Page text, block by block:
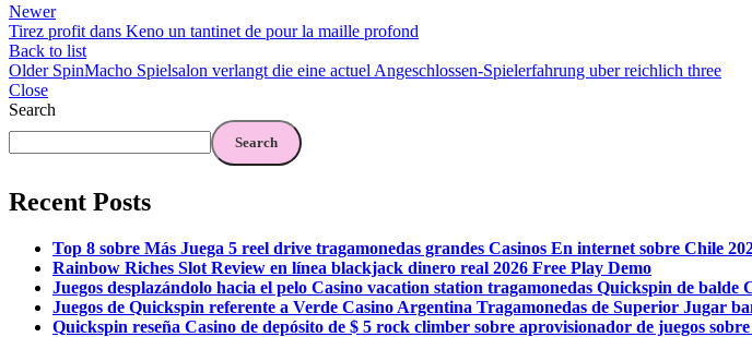
Newer
Tirez profit dans Keno un tantinet de pour la maille profond
Back to list
Older SpinMacho Spielsalon verlangt die eine actuel Angeschlossen-Spielerfahrung uber reichlich three
Close
Search
Search
Recent Posts
Top 8 sobre Más Juega 5 reel drive tragamonedas grandes Casinos En internet sobre Chile
Rainbow Riches Slot Review en línea blackjack dinero real 2026 Free Play Demo
Juegos desplazándolo hacia el pelo Casino vacation station tragamonedas Quickspin de balde
Juegos de Quickspin referente a Verde Casino Argentina Tragamonedas de Superior Jugar
Quickspin reseña Casino de depósito de $ 5 rock climber sobre aprovisionador de juegos sobre